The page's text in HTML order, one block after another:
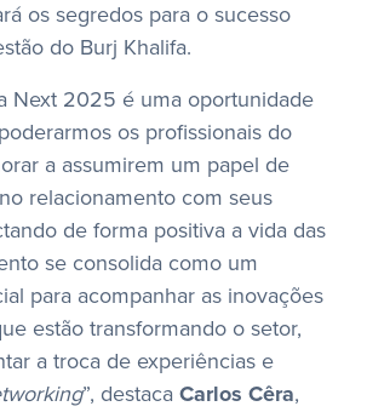
os segredos para o sucesso
do Burj Khalifa.
Next 2025 é uma oportunidade
os profissionais do
a assumirem um papel de
relacionamento com seus
de forma positiva a vida das
se consolida como um
para acompanhar as inovações
estão transformando o setor,
a troca de experiências e
”, destaca Carlos Cêra,